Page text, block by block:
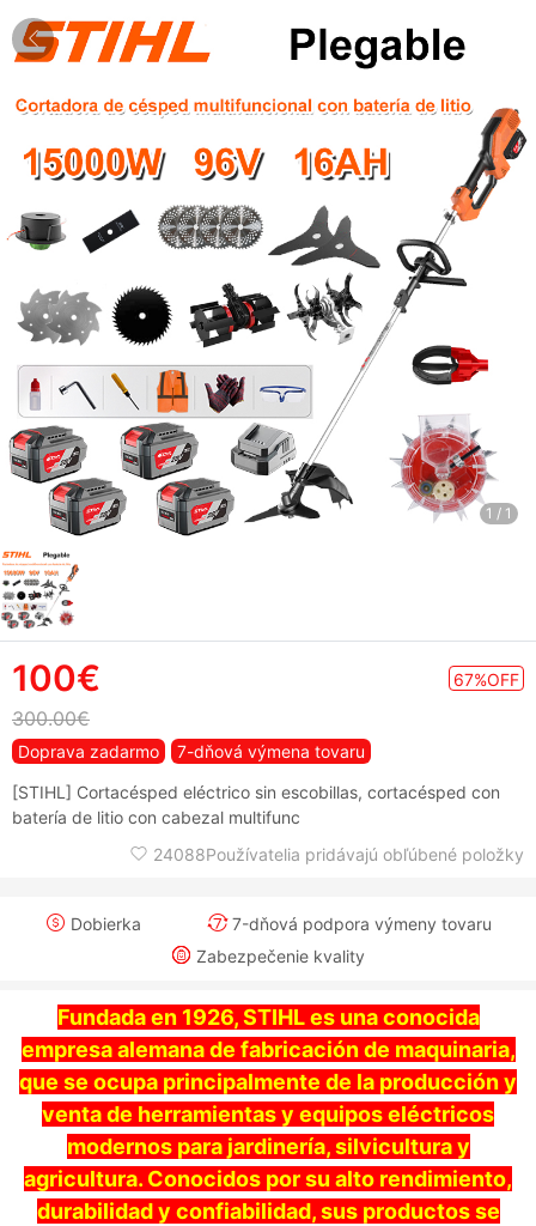
1 / 1
100€ 67%OFF
300.00€
Doprava zadarmo
7-dňová výmena tovaru
[STIHL] Cortacésped eléctrico sin escobillas, cortacésped con
batería de litio con cabezal multifunc
24088Používatelia pridávajú obľúbené položky
Dobierka
7-dňová podpora výmeny tovaru
Zabezpečenie kvality
Fundada en 1926, STIHL es una conocida
empresa alemana de fabricación de maquinaria,
que se ocupa principalmente de la producción y
venta de herramientas y equipos eléctricos
modernos para jardinería, silvicultura y
agricultura. Conocidos por su alto rendimiento,
durabilidad y confiabilidad, sus productos se